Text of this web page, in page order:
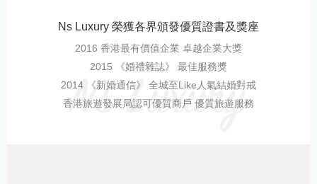
Ns Luxury 榮獲各界頒發優質證書及獎座
2016 香港最有價值企業 卓越企業大獎
2015 《婚禮雜誌》 最佳服務獎
2014 《新婚通信》 全城至Like人氣結婚對戒
香港旅遊發展局認可優質商戶 優質旅遊服務